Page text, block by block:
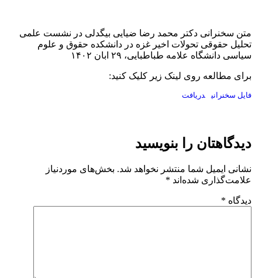
متن سخنرانی دکتر محمد رضا ضیایی بیگدلی در نشست علمی
تحلیل حقوقی تحولات اخیر غزه در دانشکده حقوق و علوم
سیاسی دانشگاه علامه طباطبایی، ۲۹ ابان ۱۴۰۲
برای مطالعه روی لینک زیر کلیک کنید:
فایل سخنرانی دریافت
دیدگاهتان را بنویسید
نشانی ایمیل شما منتشر نخواهد شد. بخش‌های موردنیاز
علامت‌گذاری شده‌اند *
دیدگاه *